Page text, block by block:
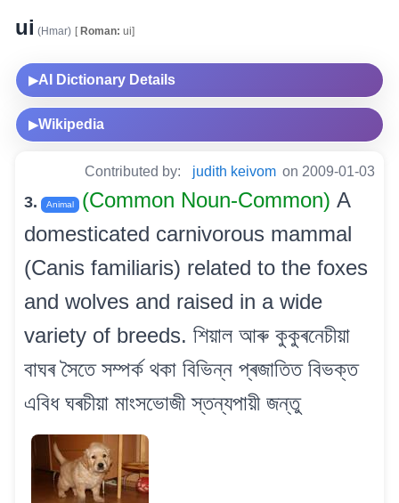
ui (Hmar) [Roman: ui]
▶AI Dictionary Details
▶Wikipedia
Contributed by: judith keivom on 2009-01-03
3. Animal (Common Noun-Common) A
domesticated carnivorous mammal
(Canis familiaris) related to the foxes
and wolves and raised in a wide
variety of breeds. শিয়াল আৰু কুকুৰনেচীয়া
বাঘৰ সৈতে সম্পৰ্ক থকা বিভিন্ন প্ৰজাতিত বিভক্ত
এবিধ ঘৰচীয়া মাংসভোজী স্তন্যপায়ী জন্তু